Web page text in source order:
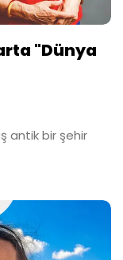
"Dünya
antik bir şehir